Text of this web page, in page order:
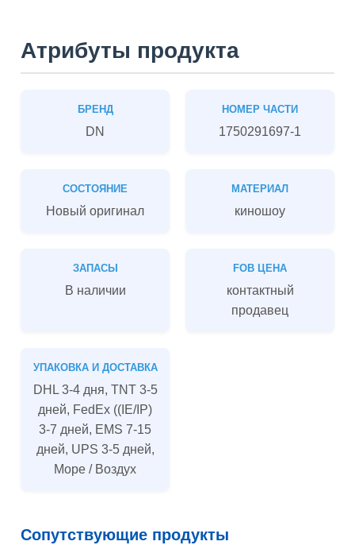
Атрибуты продукта
БРЕНД
DN
НОМЕР ЧАСТИ
1750291697-1
СОСТОЯНИЕ
Новый оригинал
МАТЕРИАЛ
киношоу
ЗАПАСЫ
В наличии
FOB ЦЕНА
контактный
продавец
УПАКОВКА И ДОСТАВКА
DHL 3-4 дня, TNT 3-5
дней, FedEx ((IE/IP)
3-7 дней, EMS 7-15
дней, UPS 3-5 дней,
Море / Воздух
Сопутствующие продукты